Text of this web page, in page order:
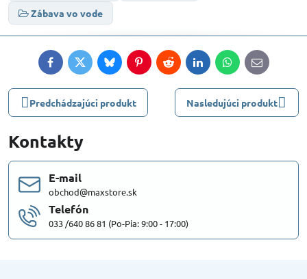
Zábava vo vode
FacebookTwitterBlueskyPinterestRedditLinkedInWhatsApp
E-
mail
Predchádzajúci produkt Nasledujúci produkt
Kontakty
E-mail
obchod@maxstore.sk
Telefón
033 /640 86 81 (Po-Pia: 9:00 - 17:00)